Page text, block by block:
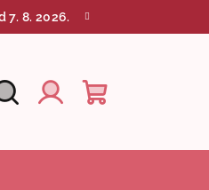
8. 2026.